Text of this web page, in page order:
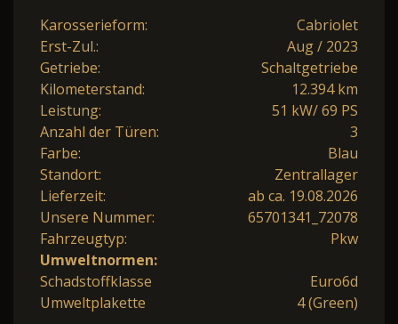
Karosserieform:
Cabriolet
Erst-Zul.:
Aug / 2023
Getriebe:
Schaltgetriebe
Kilometerstand:
12.394 km
Leistung:
51 kW/ 69 PS
Anzahl der Türen:
3
Farbe:
Blau
Standort:
Zentrallager
Lieferzeit:
ab ca. 19.08.2026
Unsere Nummer:
65701341_72078
Fahrzeugtyp:
Pkw
Umweltnormen:
Schadstoffklasse
Euro6d
Umweltplakette
4 (Green)